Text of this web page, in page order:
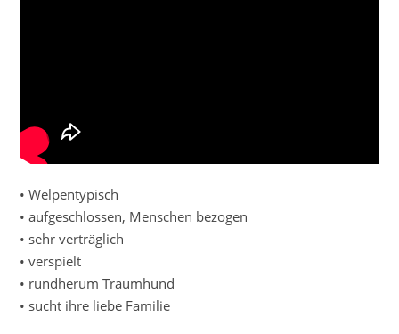
•⁠ ⁠Welpentypisch
•⁠ ⁠⁠aufgeschlossen, Menschen bezogen
•⁠ ⁠⁠sehr verträglich
•⁠ ⁠⁠verspielt
•⁠ ⁠⁠rundherum Traumhund
•⁠ ⁠⁠sucht ihre liebe Familie